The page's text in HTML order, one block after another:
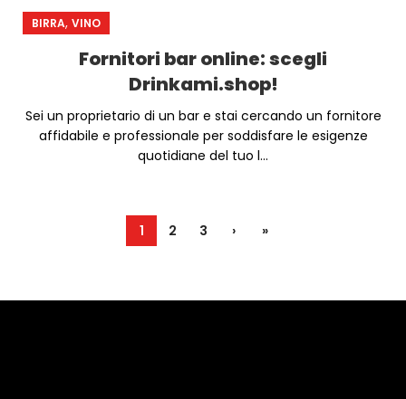
BIRRA, VINO
Fornitori bar online: scegli
Drinkami.shop!
Sei un proprietario di un bar e stai cercando un fornitore
affidabile e professionale per soddisfare le esigenze
quotidiane del tuo l...
1 2 3 › »